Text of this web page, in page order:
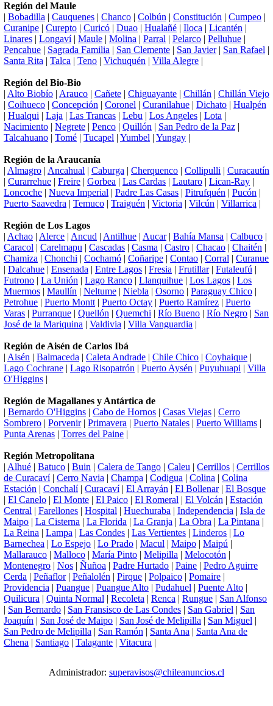
Región del Maule
| Bobadilla | Cauquenes | Chanco | Colbún | Constitución | Cumpeo |
Curanipe | Curepto | Curicó | Duao | Hualañé | Iloca | Licantén |
Linares | Longaví| Maule | Molina | Parral | Pelarco | Pelluhue |
Pencahue | Sagrada Familia | San Clemente | San Javier| San Rafael |
Santa Rita | Talca | Teno | Vichuquén | Villa Alegre |
Región del Bio-Bio
| Alto Biobío | Arauco | Cañete | Chiguayante | Chillán | Chillán Viejo
| Coihueco | Concepción | Coronel | Curanilahue | Dichato | Hualpén
| Hualqui | Laja | Las Trancas | Lebu | Los Angeles | Lota |
Nacimiento | Negrete | Penco | Quillón | San Pedro de la Paz |
Talcahuano | Tomé | Tucapel | Yumbel | Yungay |
Región de la Araucanía
| Almagro | Ancahual | Caburga | Cherquenco | Collipulli | Curacautín
| Curarrehue | Freire | Gorbea | Las Cardas | Lautaro | Lican-Ray |
Loncoche | Nueva Imperial | Padre Las Casas | Pitrufquén | Pucón |
Puerto Saavedra | Temuco | Traiguén | Victoria | Vilcún | Villarrica |
Región de Los Lagos
| Achao | Alerce | Ancud | Antilhue | Aucar| Bahía Mansa | Calbuco |
Caracol | Carelmapu | Cascadas | Casma | Castro | Chacao | Chaitén |
Chamiza | Chonchi | Cochamó | Coñaripe | Contao | Corral | Curanue
| Dalcahue | Ensenada | Entre Lagos | Fresia | Frutillar| Futaleufú |
Futrono | La Unión | Lago Ranco | Llanquihue | Los Lagos | Los
Muermos | Maullín | Neltume | Niebla | Osorno | Paraguay Chico |
Petrohue | Puerto Montt | Puerto Octay | Puerto Ramírez | Puerto
Varas | Purranque | Quellón | Quemchi | Río Bueno | Río Negro | San
José de la Mariquina | Valdivia | Villa Vanguardia |
Región de Aisén de Carlos Ibá
| Aisén | Balmaceda | Caleta Andrade | Chile Chico | Coyhaique |
Lago Cochrane | Lago Risopatrón | Puerto Aysén | Puyuhuapi | Villa
O'Higgins |
Región de Magallanes y Antártica de
| Bernardo O'Higgins | Cabo de Hornos | Casas Viejas | Cerro
Sombrero | Porvenir| Primavera | Puerto Natales | Puerto Williams |
Punta Arenas | Torres del Paine |
Región Metropolitana
| Alhué | Batuco | Buin | Calera de Tango | Caleu | Cerrillos | Cerrillos
de Curacaví| Cerro Navia | Champa | Codigua | Colina | Colina
Estación | Conchalí| Curacaví| El Arrayán | El Bollenar| El Bosque
| El Canelo | El Monte | El Paico | El Romeral | El Volcán | Estación
Central | Farellones | Hospital | Huechuraba | Independencia | Isla de
Maipo | La Cisterna | La Florida | La Granja | La Obra | La Pintana |
La Reina | Lampa | Las Condes | Las Vertientes | Linderos | Lo
Barnechea | Lo Espejo | Lo Prado | Macul | Maipo | Maipú |
Mallarauco | Malloco | María Pinto | Melipilla | Melocotón |
Montenegro | Nos | Ñuñoa | Padre Hurtado | Paine | Pedro Aguirre
Cerda | Peñaflor| Peñalolén | Pirque | Polpaico | Pomaire |
Providencia | Puangue | Puangue Alto | Pudahuel | Puente Alto |
Quilicura | Quinta Normal | Recoleta | Renca | Rungue | San Alfonso
| San Bernardo | San Fransisco de Las Condes | San Gabriel | San
Joaquín | San José de Maipo | San José de Melipilla | San Miguel |
San Pedro de Melipilla | San Ramón | Santa Ana | Santa Ana de
Chena | Santiago | Talagante | Vitacura |
Administrador: superavisos@chileanuncios.cl